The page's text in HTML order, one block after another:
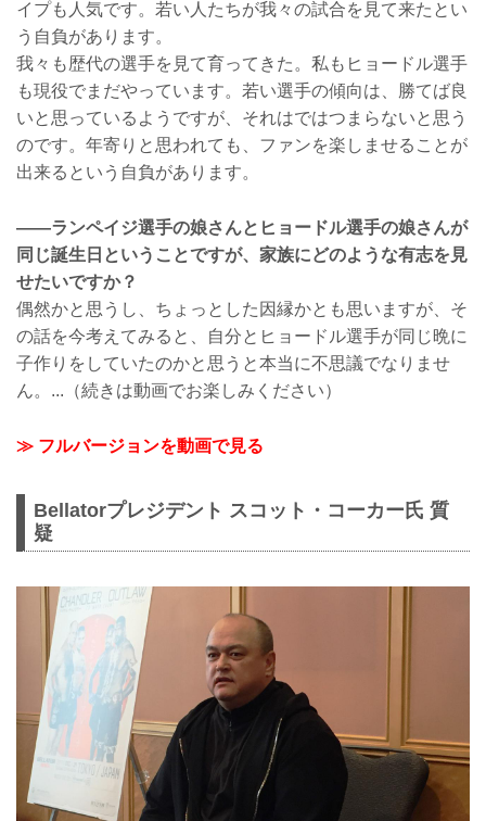
イプも人気です。若い人たちが我々の試合を見て来たとい
う自負があります。
我々も歴代の選手を見て育ってきた。私もヒョードル選手
も現役でまだやっています。若い選手の傾向は、勝てば良
いと思っているようですが、それはではつまらないと思う
のです。年寄りと思われても、ファンを楽しませることが
出来るという自負があります。
——ランペイジ選手の娘さんとヒョードル選手の娘さんが
同じ誕生日ということですが、家族にどのような有志を見
せたいですか？
偶然かと思うし、ちょっとした因縁かとも思いますが、そ
の話を今考えてみると、自分とヒョードル選手が同じ晩に
子作りをしていたのかと思うと本当に不思議でなりませ
ん。...（続きは動画でお楽しみください）
≫ フルバージョンを動画で見る
Bellatorプレジデント スコット・コーカー氏 質
疑